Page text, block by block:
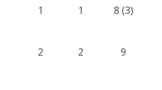
1 1 8 (3)
2
2 9